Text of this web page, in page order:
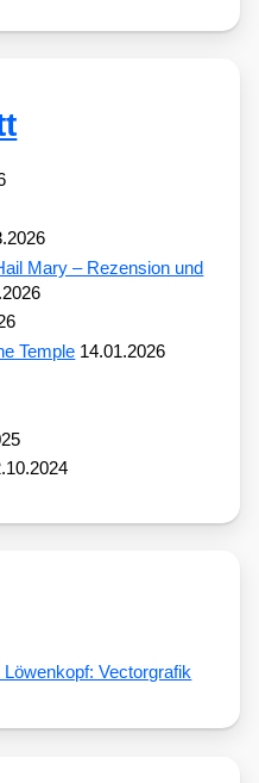
Mary – Rezension und
Temple 14.01.2026